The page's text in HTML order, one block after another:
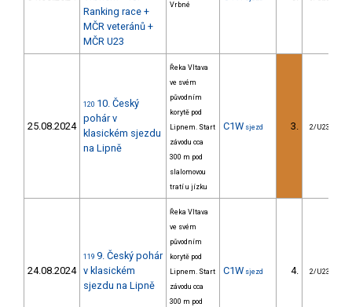
Ranking race +
MČR veteránů +
MČR U23
Vrbné
25.08.2024
120 10. Český
pohár v
klasickém sjezdu
na Lipně
Řeka Vltava
ve svém
původním
korytě pod
Lipnem. Start
závodu cca
300 m pod
slalomovou
tratí u jízku
C1W sjezd 3. 2/U23
24.08.2024
119 9. Český pohár
v klasickém
sjezdu na Lipně
Řeka Vltava
ve svém
původním
korytě pod
Lipnem. Start
závodu cca
300 m pod
C1W sjezd 4. 2/U23